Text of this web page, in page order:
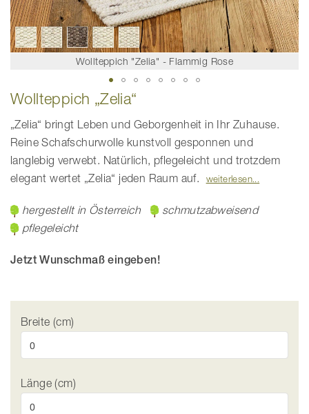
Wollteppich "Zelia" - Flammig Rose
Zum
Anfang
Bildgalerie
springen
Wollteppich „Zelia“
„Zelia“ bringt Leben und Geborgenheit in Ihr Zuhause.
Reine Schafschurwolle kunstvoll gesponnen und
langlebig verwebt. Natürlich, pflegeleicht und trotzdem
elegant wertet „Zelia“ jeden Raum auf.
weiterlesen
hergestellt in Österreich
schmutzabweisend
pflegeleicht
Jetzt Wunschmaß eingeben!
Breite (cm)
Länge (cm)